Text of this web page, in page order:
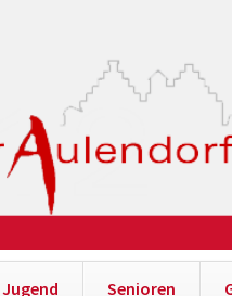
Jugend Senioren